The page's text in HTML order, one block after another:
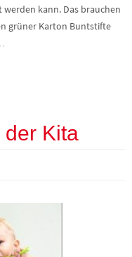
kann. Das brauchen
grüner Karton Buntstifte
Kita